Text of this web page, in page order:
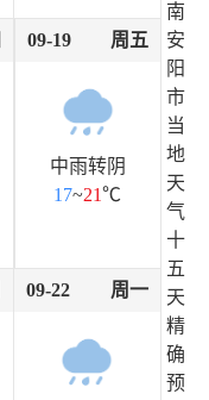
09-19 周五
中雨转阴
17~21℃
09-22 周一
南
安
阳
市
当
地
天
气
十
五
天
精
确
预